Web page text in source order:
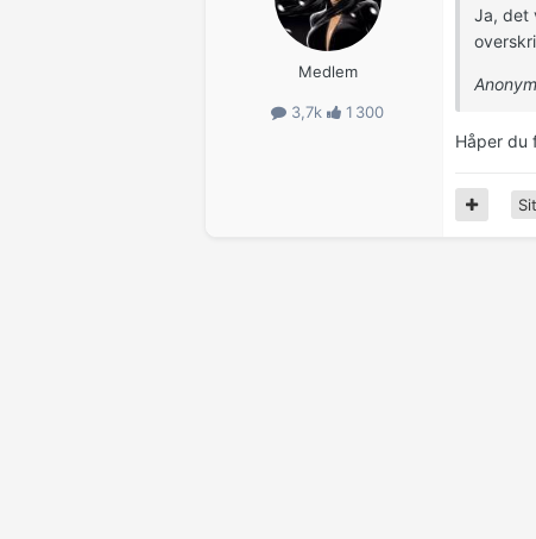
Medlem
3,7k 1 300
Ja, det
Håper du